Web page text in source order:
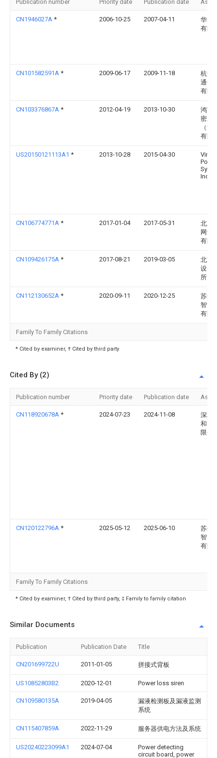
Publication number Priority date Publication date
CN1946027A * 2006-10-25 2007-04-11
华为
有限
CN101582591A * 2009-06-17 2009-11-18
杭州
通信
有限
CN103376867A * 2012-04-19 2013-10-30
鸿富
密工
（深
有限
US20150121113A1 * 2013-10-28 2015-04-30
Inc.
CN106774771A * 2017-01-04 2017-05-31
北京
网讯
有限
CN109426175A * 2017-08-21 2019-03-05
北京
设备
所
CN112130652A * 2020-09-11 2020-12-25
苏州
智能
有限
Family To Family Citations
* Cited by examiner, † Cited by third party
Cited By (2)
Publication number Priority date Publication date
CN118920678A * 2024-07-23 2024-11-08
深圳
和实
限公
CN120122796A * 2025-05-12 2025-06-10
苏州
智能
有限
Family To Family Citations
* Cited by examiner, † Cited by third party, ‡ Family to family citation
Similar Documents
Publication Publication Date Title
CN201699722U 2011-01-05 拼接式背板
US10852803B2 2020-12-01 Power loss siren
CN109580135A 2019-04-05
漏液检测板及漏液监测
系统
CN115407859A 2022-11-29 服务器供电方法及系统
US20240223099A1 2024-07-04
Power detecting
circuit board, power